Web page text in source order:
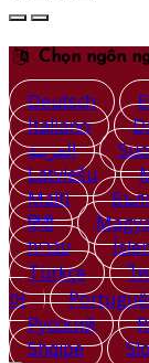
Chọn ngôn
Deutsch
Italiano
العربية
Latviešu
Malti
हिंदी
עברית
Türkçe
ไ
어
Русский
Shqipe